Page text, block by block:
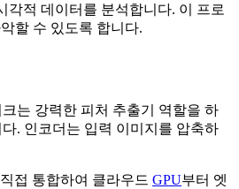
각적 데이터를 분석합니다. 이 프로
할 수 있도록 합니다.
는 강력한 피처 추출기 역할을 하
. 인코더는 입력 이미지를 압축하
접 통합하여 클라우드 GPU부터 엣